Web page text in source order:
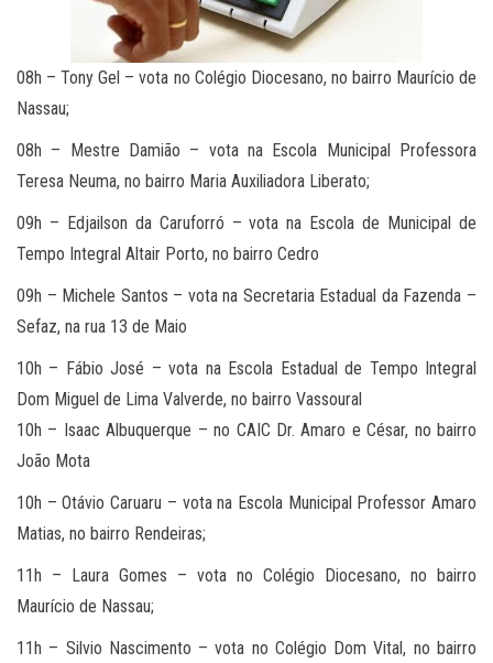
08h – Tony Gel – vota no Colégio Diocesano, no bairro Maurício de
Nassau;
08h – Mestre Damião – vota na Escola Municipal Professora
Teresa Neuma, no bairro Maria Auxiliadora Liberato;
09h – Edjailson da Caruforró – vota na Escola de Municipal de
Tempo Integral Altair Porto, no bairro Cedro
09h – Michele Santos – vota na Secretaria Estadual da Fazenda –
Sefaz, na rua 13 de Maio
10h – Fábio José – vota na Escola Estadual de Tempo Integral
Dom Miguel de Lima Valverde, no bairro Vassoural
10h – Isaac Albuquerque – no CAIC Dr. Amaro e César, no bairro
João Mota
10h – Otávio Caruaru – vota na Escola Municipal Professor Amaro
Matias, no bairro Rendeiras;
11h – Laura Gomes – vota no Colégio Diocesano, no bairro
Maurício de Nassau;
11h – Silvio Nascimento – vota no Colégio Dom Vital, no bairro